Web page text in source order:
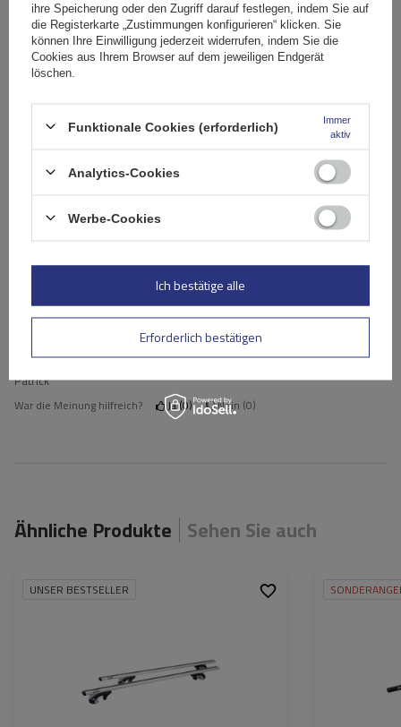
5
(1)
4
2
(0)
(0)
Der Artikel entspricht genau der Beschreibung. Robuste
Ausführung und hochwertige Materialien.
Patrick
War die Meinung hilfreich? Ja 0 Nein 0
Ähnliche Produkte Sehen Sie auch
UNSER BESTSELLER
ihre Speicherung oder den Zugriff darauf festlegen, indem Sie auf
die Registerkarte „Zustimmungen konfigurieren“ klicken. Sie
können Ihre Einwilligung jederzeit widerrufen, indem Sie die
Cookies aus Ihrem Browser auf dem jeweiligen Endgerät
löschen.
Funktionale Cookies (erforderlich)
Immer
aktiv
Analytics-Cookies
Werbe-Cookies
Erforderlich bestätigen
Ich bestätige alle